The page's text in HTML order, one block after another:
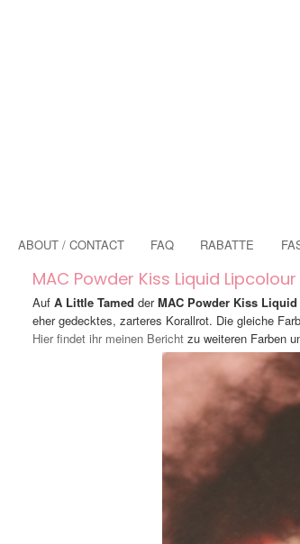
ABOUT / CONTACT FAQ RABATTE
MAC Powder Kiss Liquid
AufA Little Tamed derMAC Powder Kiss
eher gedecktes, zarteres Korallrot. Die gleiche
Hier findet ihr meinen Bericht zu weiteren Farben